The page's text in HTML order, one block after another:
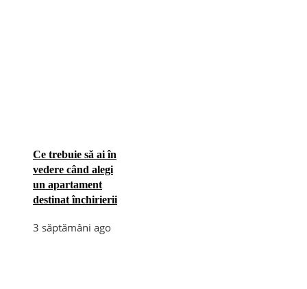
Ce trebuie să ai în
vedere când alegi
un apartament
destinat închirierii
3 săptămâni ago